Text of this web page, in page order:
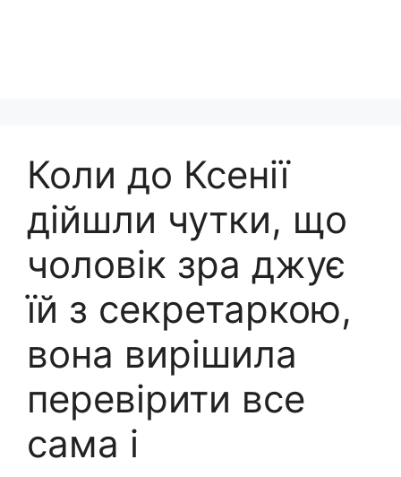
Коли до Ксенії
дійшли чутки, що
чоловік зра джує
їй з секретаркою,
вона вирішила
перевірити все
сама і